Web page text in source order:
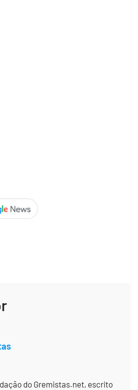
do Gremistas.net, escrito